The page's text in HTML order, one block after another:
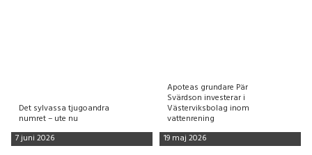
Det sylvassa tjugoandra
numret – ute nu
7 juni 2026
Apoteas grundare Pär
Svärdson investerar i
Västerviksbolag inom
vattenrening
19 maj 2026